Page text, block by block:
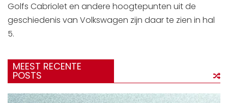
Golfs Cabriolet en andere hoogtepunten uit de
geschiedenis van Volkswagen zijn daar te zien in hal
5.
MEEST RECENTE
POSTS